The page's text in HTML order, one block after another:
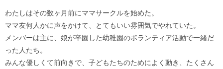
わたしはその数ヶ月前にママサークルを始めた。
ママ友何人かに声をかけて、とてもいい雰囲気でやれていた。
メンバーは主に、娘が卒園した幼稚園のボランティア活動で一緒だ
った人たち。
みんな優しくて前向きで、子どもたちのためによく動き、たくさん